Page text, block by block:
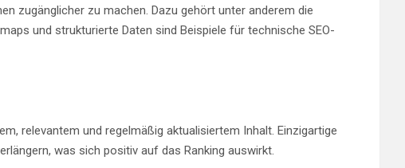
zugänglicher zu machen. Dazu gehört unter anderem die
und strukturierte Daten sind Beispiele für technische SEO-
relevantem und regelmäßig aktualisiertem Inhalt. Einzigartige
was sich positiv auf das Ranking auswirkt.